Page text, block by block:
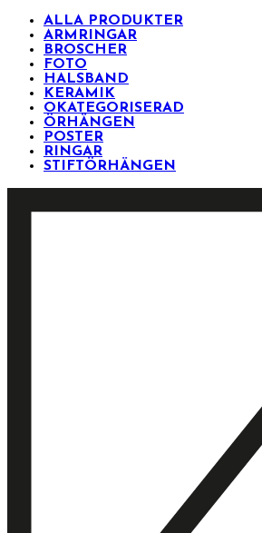
ALLA PRODUKTER
ARMRINGAR
BROSCHER
FOTO
HALSBAND
KERAMIK
OKATEGORISERAD
ÖRHÄNGEN
POSTER
RINGAR
STIFTÖRHÄNGEN